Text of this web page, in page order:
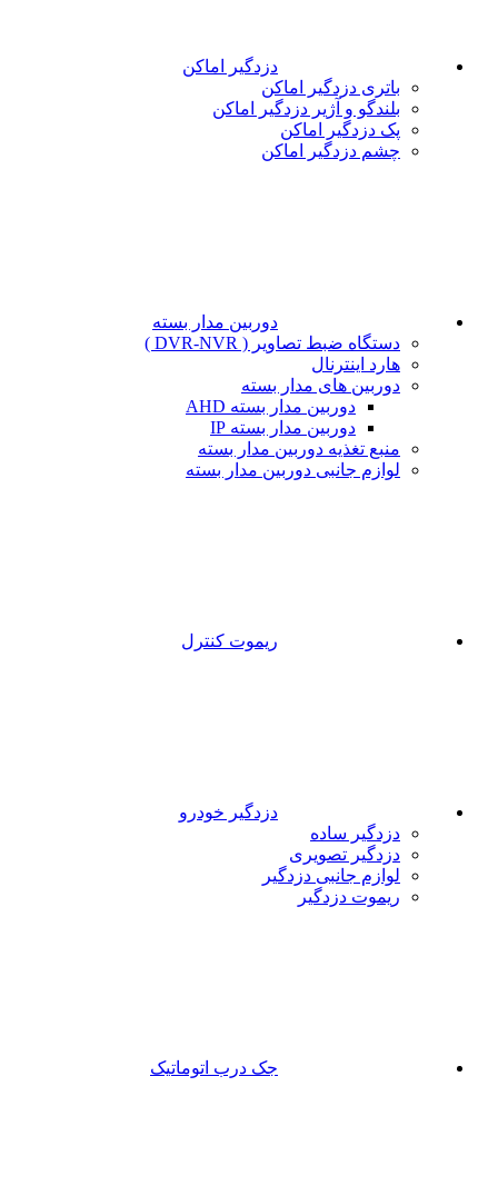
دزدگیر اماکن
باتری دزدگیر اماکن
بلندگو و آژیر دزدگیر اماکن
پک دزدگیر اماکن
چشم دزدگیر اماکن
دوربین مدار بسته
دستگاه ضبط تصاویر ( DVR-NVR )
هارد اینترنال
دوربین های مدار بسته
دوربین مدار بسته AHD
دوربین مدار بسته IP
منبع تغذیه دوربین مدار بسته
لوازم جانبی دوربین مدار بسته
ریموت کنترل
دزدگیر خودرو
دزدگیر ساده
دزدگیر تصویری
لوازم جانبی دزدگیر
ریموت دزدگیر
جک درب اتوماتیک